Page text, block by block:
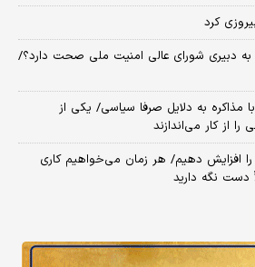
کرد
دبیری شورای عالی امنیت ملی صحت دارد؟/
مذاکره به دلایل صرفا سیاسی/ یکی از
از کار می‌اندازند
را افزایش دهیم/ هر زمان می‌خواهیم کاری
دست نگه دارید